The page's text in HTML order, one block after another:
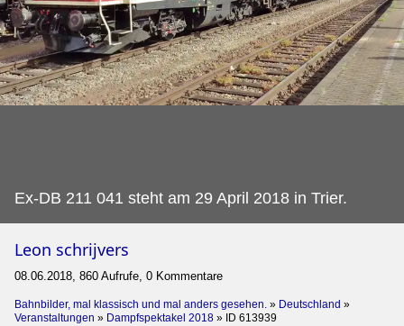
Ex-DB 211 041 steht am 29 April 2018 in Trier.
Leon schrijvers
08.06.2018, 860 Aufrufe, 0 Kommentare
Bahnbilder, mal klassisch und mal anders gesehen. » Deutschland »
Veranstaltungen » Dampfspektakel 2018 » ID 613939